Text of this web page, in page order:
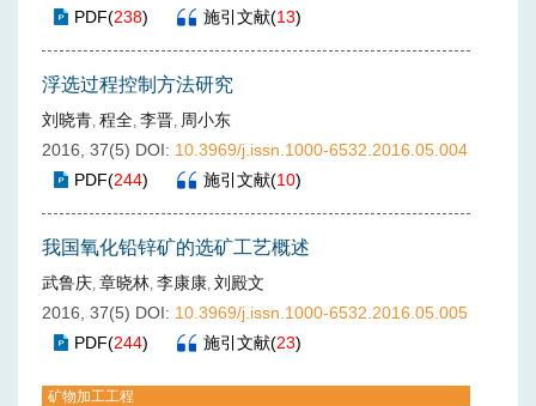
PDF(238) 施引文献(13)
浮选过程控制方法研究
刘晓青, 程全, 李晋, 周小东
2016, 37(5) DOI: 10.3969/j.issn.1000-6532.2016.05.004
PDF(244) 施引文献(10)
我国氧化铅锌矿的选矿工艺概述
武鲁庆, 章晓林, 李康康, 刘殿文
2016, 37(5) DOI: 10.3969/j.issn.1000-6532.2016.05.005
PDF(244) 施引文献(23)
矿物加工工程